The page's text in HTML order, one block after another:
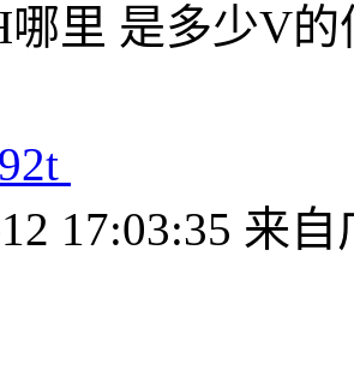
哪里 是多少V
17:03:35 来自